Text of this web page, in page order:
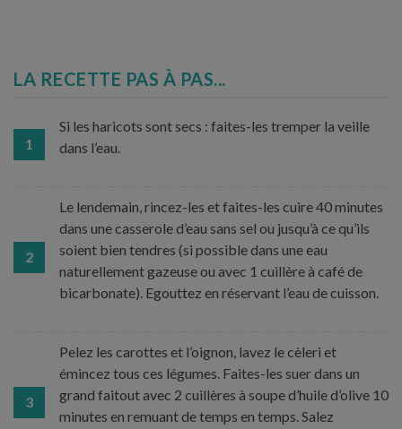
LA RECETTE PAS À PAS...
1
Si les haricots sont secs : faites-les tremper la veille
dans l’eau.
2
Le lendemain, rincez-les et faites-les cuire 40 minutes
dans une casserole d’eau sans sel ou jusqu’à ce qu’ils
soient bien tendres (si possible dans une eau
naturellement gazeuse ou avec 1 cuillère à café de
bicarbonate). Egouttez en réservant l’eau de cuisson.
3
Pelez les carottes et l’oignon, lavez le cèleri et
émincez tous ces légumes. Faites-les suer dans un
grand faitout avec 2 cuillères à soupe d’huile d’olive 10
minutes en remuant de temps en temps. Salez